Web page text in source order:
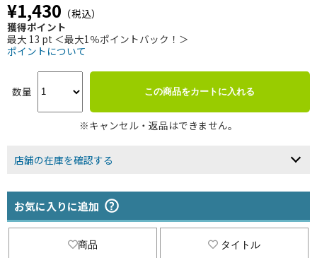
¥1,430 （税込）
獲得ポイント
最大 13 pt ＜最大1％ポイントバック！＞
ポイントについて
数量 この商品をカートに入れる
※キャンセル・返品はできません。
店舗の在庫を確認する
お気に入りに追加
商品 タイトル